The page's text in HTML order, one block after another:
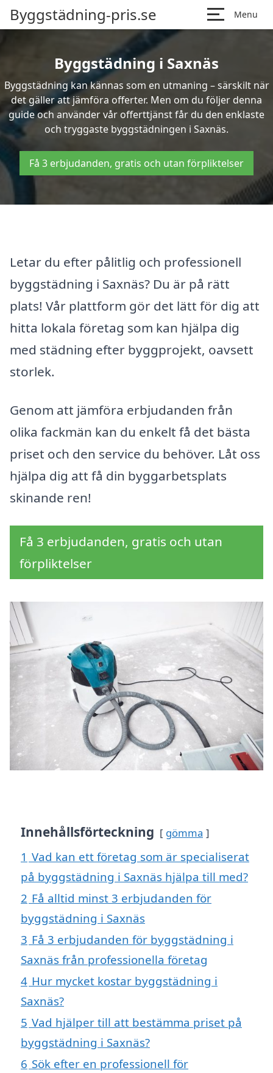
Byggstädning-pris.se Menu
Byggstädning i Saxnäs
Byggstädning kan kännas som en utmaning – särskilt när
det gäller att jämföra offerter. Men om du följer denna
guide och använder vår offerttjänst får du den enklaste
och tryggaste byggstädningen i Saxnäs.
Få 3 erbjudanden, gratis och utan förpliktelser
Letar du efter pålitlig och professionell
byggstädning i Saxnäs? Du är på rätt
plats! Vår plattform gör det lätt för dig att
hitta lokala företag som kan hjälpa dig
med städning efter byggprojekt, oavsett
storlek.
Genom att jämföra erbjudanden från
olika fackmän kan du enkelt få det bästa
priset och den service du behöver. Låt oss
hjälpa dig att få din byggarbetsplats
skinande ren!
Få 3 erbjudanden, gratis och utan
förpliktelser
Innehållsförteckning gömma
1 Vad kan ett företag som är specialiserat
på byggstädning i Saxnäs hjälpa till med?
2 Få alltid minst 3 erbjudanden för
byggstädning i Saxnäs
3 Få 3 erbjudanden för byggstädning i
Saxnäs från professionella företag
4 Hur mycket kostar byggstädning i
Saxnäs?
5 Vad hjälper till att bestämma priset på
byggstädning i Saxnäs?
6 Sök efter en professionell för